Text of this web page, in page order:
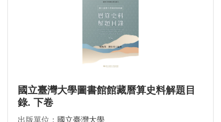
國立臺灣大學圖書館館藏曆算史料解題目
錄. 下卷
出版單位： 國立臺灣大學